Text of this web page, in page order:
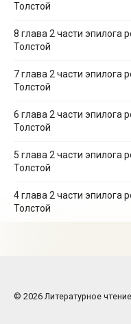
Толстой
8 глава 2 части эпилога
Толстой
7 глава 2 части эпилога
Толстой
6 глава 2 части эпилога
Толстой
5 глава 2 части эпилога
Толстой
4 глава 2 части эпилога
Толстой
© 2026 Литературное чтение